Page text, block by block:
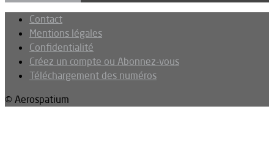
Contact
Mentions légales
Confidentialité
Créez un compte ou Abonnez-vous
Téléchargement des numéros
© Aerospatium